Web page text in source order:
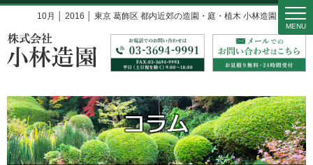
10月 │ 2016 │ 東京 葛飾区 都内近郊の造園・庭・植木 小林造園
MENU